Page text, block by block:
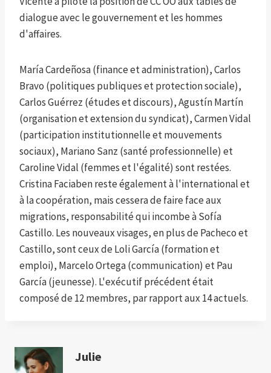
dialogue avec le gouvernement et les hommes
d'affaires.
María Cardeñosa (finance et administration), Carlos
Bravo (politiques publiques et protection sociale),
Carlos Guérrez (études et discours), Agustín Martín
(organisation et extension du syndicat), Carmen Vidal
(participation institutionnelle et mouvements
sociaux), Mariano Sanz (santé professionnelle) et
Caroline Vidal (femmes et l'égalité) sont restées.
Cristina Faciaben reste également à l'international et
à la coopération, mais cessera de faire face aux
migrations, responsabilité qui incombe à Sofía
Castillo. Les nouveaux visages, en plus de Pacheco et
Castillo, sont ceux de Loli García (formation et
emploi), Marcelo Ortega (communication) et Pau
García (jeunesse). L'exécutif précédent était
composé de 12 membres, par rapport aux 14 actuels.
Julie